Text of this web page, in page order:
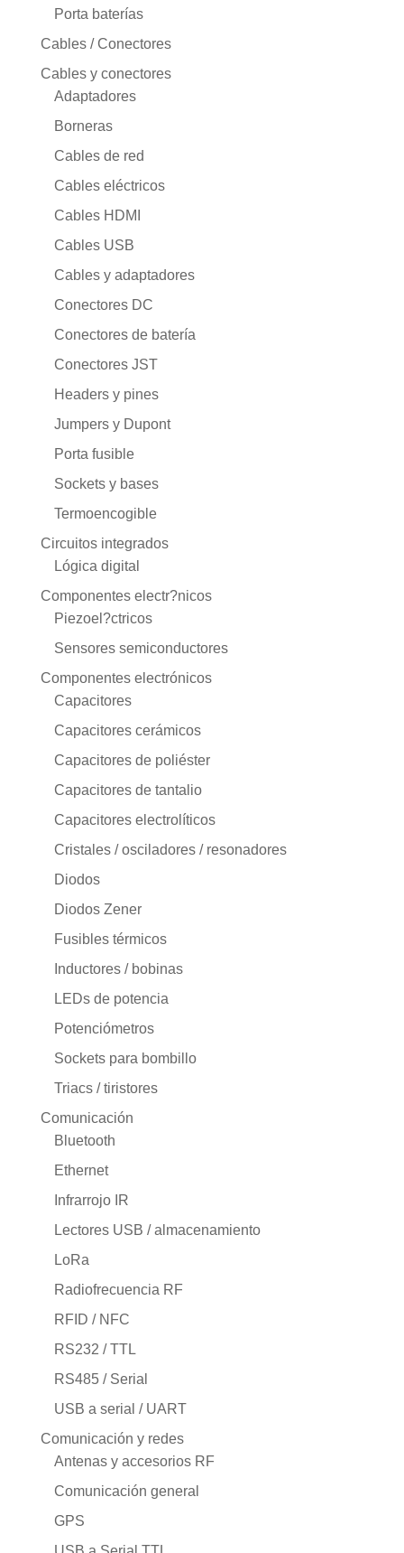
Porta baterías
Cables / Conectores
Cables y conectores
Adaptadores
Borneras
Cables de red
Cables eléctricos
Cables HDMI
Cables USB
Cables y adaptadores
Conectores DC
Conectores de batería
Conectores JST
Headers y pines
Jumpers y Dupont
Porta fusible
Sockets y bases
Termoencogible
Circuitos integrados
Lógica digital
Componentes electr?nicos
Piezoel?ctricos
Sensores semiconductores
Componentes electrónicos
Capacitores
Capacitores cerámicos
Capacitores de poliéster
Capacitores de tantalio
Capacitores electrolíticos
Cristales / osciladores / resonadores
Diodos
Diodos Zener
Fusibles térmicos
Inductores / bobinas
LEDs de potencia
Potenciómetros
Sockets para bombillo
Triacs / tiristores
Comunicación
Bluetooth
Ethernet
Infrarrojo IR
Lectores USB / almacenamiento
LoRa
Radiofrecuencia RF
RFID / NFC
RS232 / TTL
RS485 / Serial
USB a serial / UART
Comunicación y redes
Antenas y accesorios RF
Comunicación general
GPS